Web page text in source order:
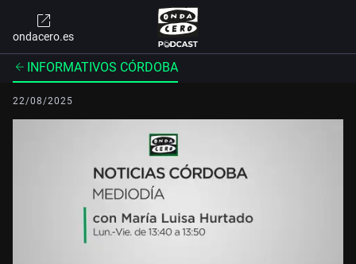
ondacero.es
INFORMATIVOS CÓRDOBA
22/08/2025